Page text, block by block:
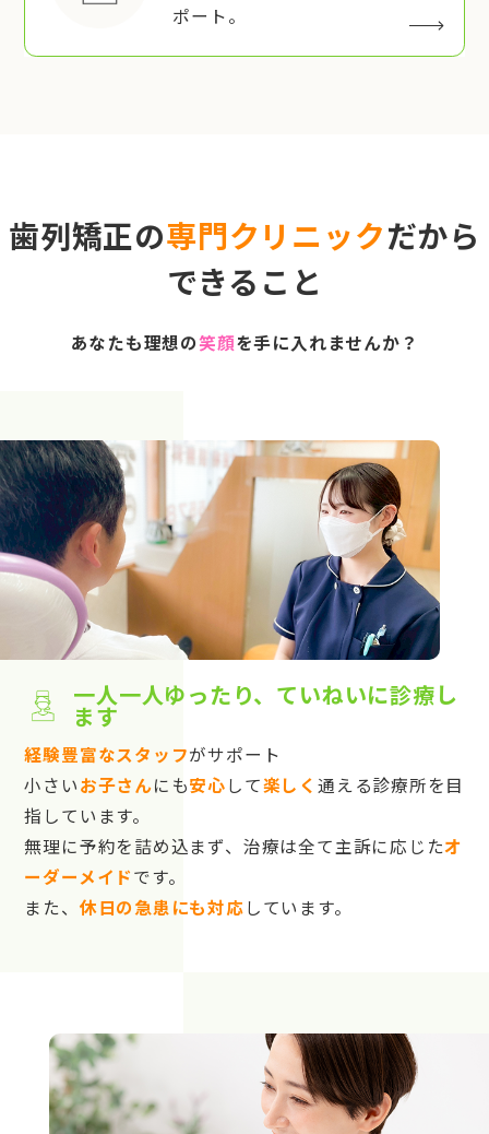
ポート。
歯列矯正の専門クリニックだから
できること
あなたも理想の笑顔を手に入れませんか？
一人一人ゆったり、ていねいに診療し
ます
経験豊富なスタッフがサポート
小さいお子さんにも安心して楽しく 通える診療所を目
指しています。
無理に予約を詰め込まず、治療は全て主訴に応じたオ
ーダーメイドです。
また、 休日の急患にも対応しています。